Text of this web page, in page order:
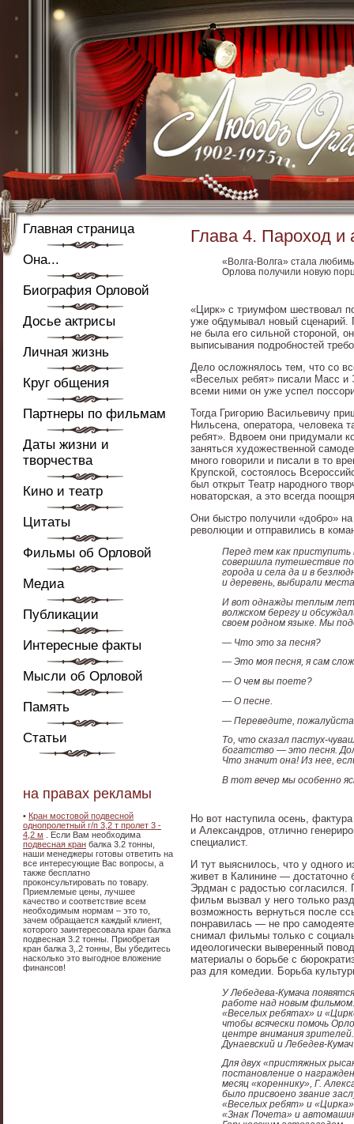
Главная страница
Она...
Биография Орловой
Досье актрисы
Личная жизнь
Круг общения
Партнеры по фильмам
Даты жизни и
творчества
Кино и театр
Цитаты
Фильмы об Орловой
Медиа
Публикации
Интересные факты
Мысли об Орловой
Память
Статьи
на правах рекламы
• Кран мостовой подвесной
однопролетный г/п 3,2 т пролет 3 -
4,2 м . Если Вам необходима
подвесная кран балка 3.2 тонны,
наши менеджеры готовы ответить на
все интересующие Вас вопросы, а
также бесплатно
проконсультировать по товару.
Приемлемые цены, лучшее
качество и соответствие всем
необходимым нормам – это то,
зачем обращается каждый клиент,
которого заинтересовала кран балка
подвесная 3.2 тонны. Приобретая
кран балка 3,.2 тонны, Вы убедитесь
насколько это выгодное вложение
финансов!
Глава 4. Пароход и
«Волга-Волга» стала
Орлова получили новую
«Цирк» с триумфом шествовал
уже обдумывал новый сценарий.
не была его сильной стороной,
выписывания подробностей
Дело осложнялось тем, что со
«Веселых ребят» писали Масс
всеми ними он уже успел
Тогда Григорию Васильевичу
Нильсена, оператора, человека
ребят». Вдвоем они придумали
заняться художественной
много говорили и писали в то
Крупской, состоялось
был открыт Театр народного
новаторская, а это всегда
Они быстро получили «добро»
революции и отправились в
Перед тем как приступить
совершила путешествие по
города и села да и в
и деревень, выбирали
И вот однажды теплым
волжском берегу и
своем родном языке. Мы
— Что это за песня?
— Это моя песня, я сам
— О чем вы поете?
— О песне.
— Переведите,
То, что сказал пастух-
богатство — это песня.
Что значит она! Из нее,
В тот вечер мы особенно
Но вот наступила осень,
и Александров, отлично
специалист.
И тут выяснилось, что у одного
живет в Калинине — достаточно
Эрдман с радостью согласился.
фильм вызвал у него только
возможность вернуться после
понравилась — не про
снимал фильмы только с
идеологически выверенный
материалы о борьбе с
раз для комедии. Борьба
У Лебедева-Кумача
работе над новым фильмом.
«Веселых ребятах» и
чтобы всячески помочь
центре внимания
Дунаевский и Лебедев-
Для двух «пристяжных
постановление о
месяц «кореннику», Г.
было присвоено звание
«Веселых ребят» и
«Знак Почета» и